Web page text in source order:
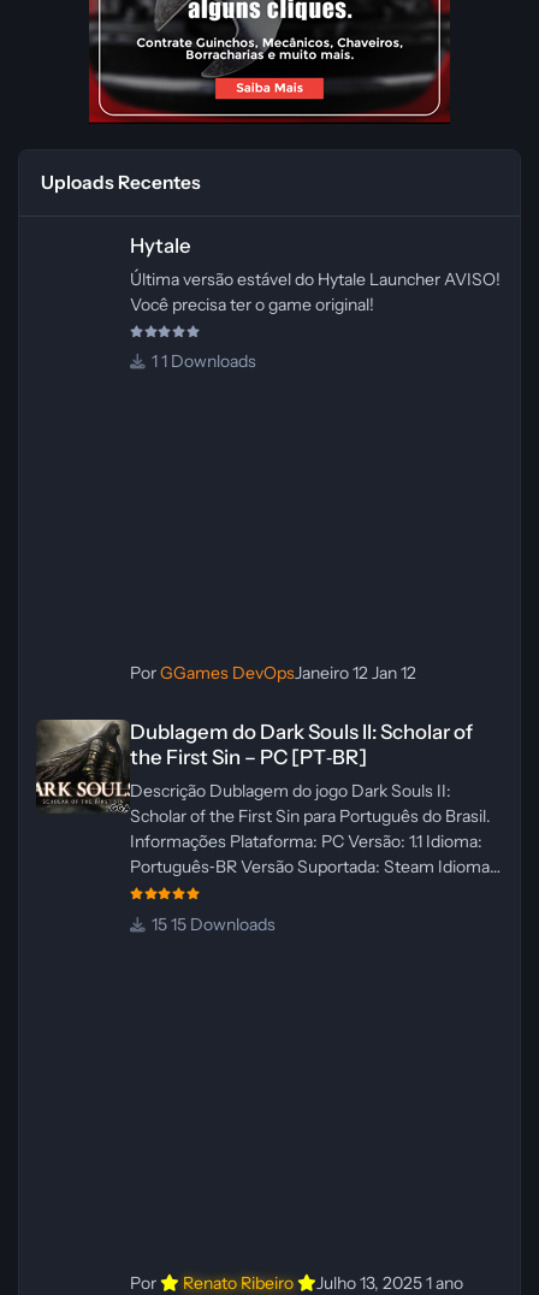
Uploads Recentes
Hytale
Última versão estável do Hytale Launcher AVISO!
Você precisa ter o game original!
1 Downloads
PorGGames DevOpsJaneiro 12Jan 12
Dublagem do Dark Souls II: Scholar of
the First Sin – PC [PT‑BR]
Descrição Dublagem do jogo Dark Souls II:
Scholar of the First Sin para Português do Brasil.
Informações Plataforma: PC Versão: 1.1 Idioma:
Português‑BR Versão Suportada: Steam Idioma
Suportado: Inglês Lançamento: 23/04/2025
Atualização: 24/04/2025 Tamanho: 469 MB
15 Downloads
Por Renato Ribeiro Julho 13, 20251 ano